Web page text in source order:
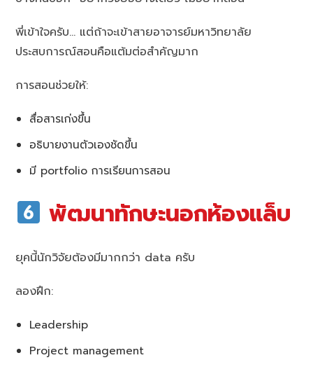
พี่เข้าใจครับ… แต่ถ้าจะเข้าสายอาจารย์มหาวิทยาลัย
ประสบการณ์สอนคือแต้มต่อสำคัญมาก
การสอนช่วยให้:
สื่อสารเก่งขึ้น
อธิบายงานตัวเองชัดขึ้น
มี portfolio การเรียนการสอน
พัฒนาทักษะนอกห้องแล็บ
ยุคนี้นักวิจัยต้องมีมากกว่า data ครับ
ลองฝึก:
Leadership
Project management